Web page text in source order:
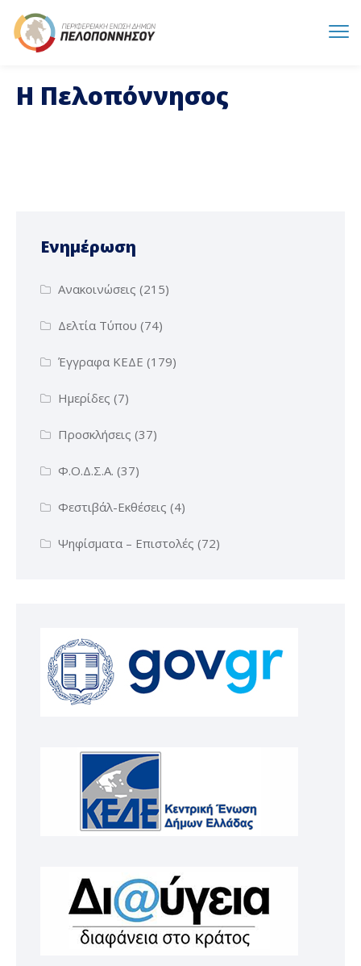
Η Πελοπόννησος
Ενημέρωση
Ανακοινώσεις (215)
Δελτία Τύπου (74)
Έγγραφα ΚΕΔΕ (179)
Ημερίδες (7)
Προσκλήσεις (37)
Φ.Ο.Δ.Σ.Α. (37)
Φεστιβάλ-Εκθέσεις (4)
Ψηφίσματα – Επιστολές (72)